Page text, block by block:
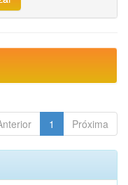
1 Próxima